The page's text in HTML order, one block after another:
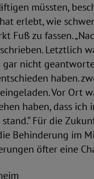
müssten,
erlebt, wie
Fuß zu fassen.
Letztlich
nicht
haben.
Vor Ort
haben, dass
Für die
Behinderung im
öfter eine